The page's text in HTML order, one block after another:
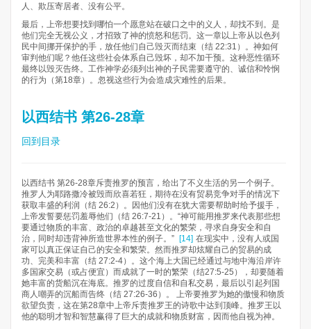
人、欺压寄居者、没有公平。
最后，上帝想要找到哪怕一个愿意站在破口之中的义人，却找不到。是
他们完全无视公义，才招致了神的愤怒和惩罚。这一章以上帝从以色列
民中间挪开保护的手，放任他们自己毁灭而结束（结 22:31）。神如何
审判他们呢？他任这些社会体系自己毁坏，却不加干预。这种恶性循环
最终以毁灭告终。工作神学必须列出神的子民需要遵守的、诚信和怜悯
的行为（第18章）。忽视这些行为会造成灾难性的后果。
以西结书 第26-28章
回到目录
以西结书 第26-28章斥责推罗的预言，给出了不义生活的另一个例子。
推罗人为耶路撒冷被毁而欣喜若狂，期待在没有贸易竞争对手的情况下
获取丰盛的利润（结 26:2）。因他们没有在犹大需要帮助时给予援手，
上帝发誓要惩罚羞辱他们（结 26:7-21）。“神可能用推罗来代表那些想
要通过物质的丰富、政治的卓越甚至文化的繁荣，寻求自身安全和自
治，同时却违背神所造世界本性的例子。” [14] 在现实中，没有人或国
家可以真正保证自己的安全和繁荣。然而推罗却炫耀自己的贸易的成
功、完美和丰富（结 27:2-4）。这个海上大国已经通过与地中海沿岸许
多国家交易（或占便宜）而成就了一时的繁荣（结27:5-25），却要随着
她丰富的货船沉在海底。推罗的过度自信和自私交易，最后以引起列国
商人嘲弄的沉船而告终（结 27:26-36）。 上帝要推罗为她的傲慢和物质
欲望负责，这在第28章中上帝斥责推罗王的诗歌中达到顶峰。推罗王以
他的聪明才智和智慧赢得了巨大的成就和物质财富，因而他自视为神。